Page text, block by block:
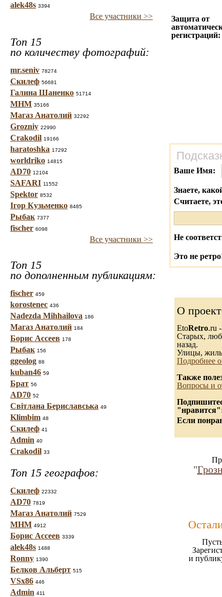
alek48s 3394
Все участники >>
Топ 15
по количеству фотографий:
mr.seniv 78274
Скилеф 56681
Галина Шаненко 51714
МНМ 35166
Магаз Анатолий 32292
Grozniy 22990
Crakodil 19166
haratoshka 17292
worldriko 14815
AD70 12104
SAFARI 11552
Spektor 8532
Ігор Кузьменко 8485
Рыбак 7377
fischer 6098
Все участники >>
Топ 15
по дополненным публикациям:
fischer 459
korostenec 436
Nadezda Mihhailova 186
Магаз Анатолий 184
Борис Ассеев 178
Рыбак 156
ggeolog 88
kuban46 59
Брат 56
AD70 52
Світлана Бериславська 49
Klimbim 48
Скилеф 41
Admin 40
Crakodil 33
Топ 15 географов:
Скилеф 22332
AD70 7819
Магаз Анатолий 7529
МНМ 4912
Борис Ассеев 3339
alek48s 1488
Ronny 1390
Белков Альберт 515
VSx86 446
Admin 411
Защита от
регистраций:
Ваше Имя:
Знаете,
Считаете,
Не
Это не
О
EtoRetro.ru
Старых,
назад.
Улицы,
Подробнее
Также
Вопросы и
Если
"
и